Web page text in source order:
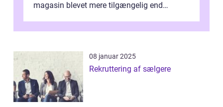
magasin blevet mere tilgængelig end
magas...
08 januar 2025
Rekruttering af sælgere